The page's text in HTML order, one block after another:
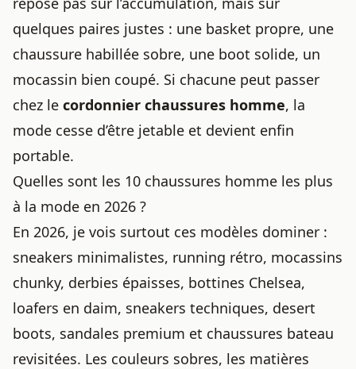
quelques paires justes : une basket propre, une
chaussure habillée sobre, une boot solide, un
mocassin bien coupé. Si chacune peut passer
chez le cordonnier chaussures homme, la
mode cesse d’être jetable et devient enfin
portable.
Quelles sont les 10 chaussures homme les plus
à la mode en 2026 ?
En 2026, je vois surtout ces modèles dominer :
sneakers minimalistes, running rétro, mocassins
chunky, derbies épaisses, bottines Chelsea,
loafers en daim, sneakers techniques, desert
boots, sandales premium et chaussures bateau
revisitées. Les couleurs sobres, les matières